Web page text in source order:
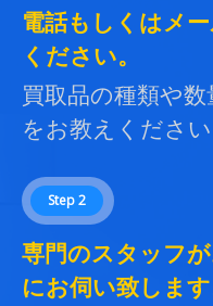
電話もしくはメ
ください。
買取品の種類や
をお教えください
Step 2
専門のスタッフ
にお伺い致します